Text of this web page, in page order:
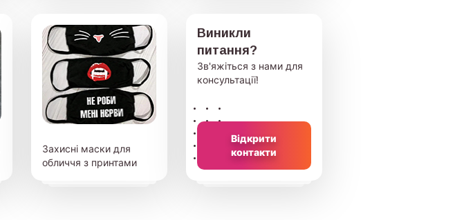
Захисні маски для
обличчя з принтами
Виникли
питання?
Зв'яжіться з нами для
консультації!
Відкрити
контакти